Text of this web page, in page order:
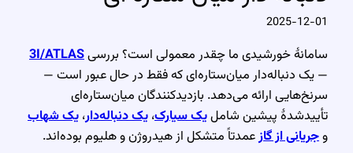
2025-12-01
سامانهٔ خورشیدی ما چقدر معمولی است؟ بررسی3I/ATLAS
— یک دنباله‌دار میان‌ستاره‌ای که فقط در حال عبور است —
سرنخ‌هایی ارائه می‌دهد. بازدیدکنندگان میان‌ستاره‌ای
تأییدشدهٔ پیشین شاملیک سیارک،یک دنباله‌دار،یک شهاب
وجریانی از گازعمدتاً متشکل از هیدروژن و هلیوم بوده‌اند.